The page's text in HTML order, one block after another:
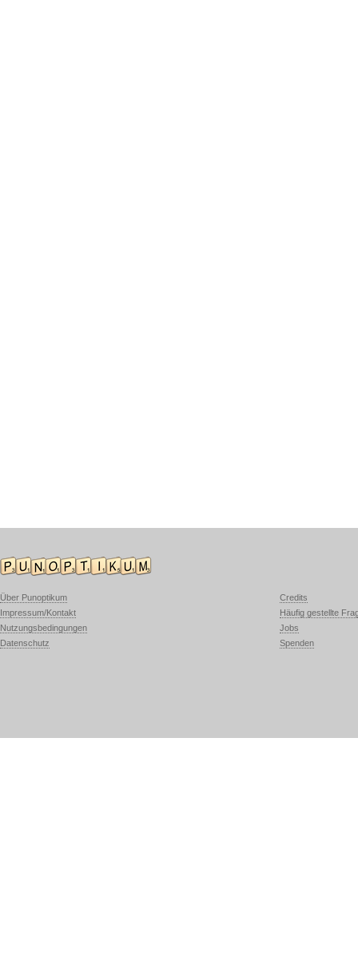
Über Punoptikum
Impressum/Kontakt
Nutzungsbedingungen
Datenschutz
Credits
Häufig gestellte
Jobs
Spenden